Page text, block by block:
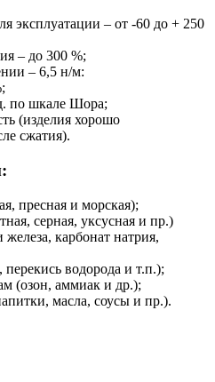
эксплуатации – от -60 до + 250
– до 300 %;
– 6,5 н/м:
по шкале Шора;
(изделия хорошо
сжатия).
пресная и морская);
серная, уксусная и пр.)
карбонат натрия,
перекись водорода и т.п.);
(озон, аммиак и др.);
масла, соусы и пр.).